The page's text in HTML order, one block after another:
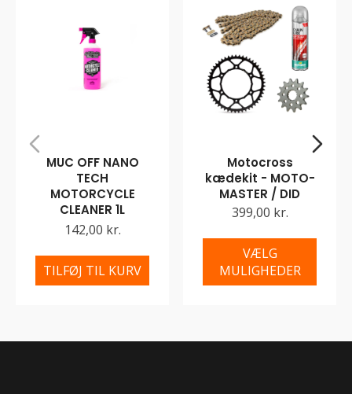
MUC OFF NANO
TECH
MOTORCYCLE
CLEANER 1L
142,00 kr.
TILFØJ TIL KURV
Motocross
kædekit - MOTO-
MASTER / DID
399,00 kr.
VÆLG
MULIGHEDER